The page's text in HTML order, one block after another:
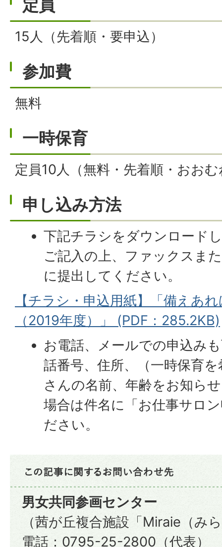
定員
15人（先着順・要申込）
参加費
無料
一時保育
定員10人（無料・先着順・おお
申し込み方法
下記チラシをダウンロード
ご記入の上、ファックスま
に提出してください。
【チラシ・申込用紙】「備えあ
（2019年度）」 (PDF：285.2KB)
お電話、メールでの申込み
話番号、住所、（一時保育
さんの名前、年齢をお知ら
場合は件名に「お仕事サロ
ださい。
男女共同参画センター
（茜が丘複合施設「Miraie（み
電話：0795-25-2800（代表）